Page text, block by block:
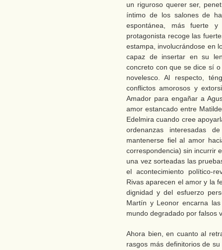
un riguroso querer ser,
íntimo de los salones de
espontánea, más fuerte
protagonista recoge las
estampa, involucrándose en
capaz de insertar en su
concreto con que se dice sí
novelesco. Al respecto,
conflictos amorosos y
Amador para engañar a
amor estancado entre
Edelmira cuando cree
ordenanzas interesadas
mantenerse fiel al amor
correspondencia) sin incurrir
una vez sorteadas las
el acontecimiento político-
Rivas aparecen el amor y la
dignidad y del esfuerzo
Martín y Leonor encarna
mundo degradado por falsos
Ahora bien, en cuanto al
rasgos más definitorios de